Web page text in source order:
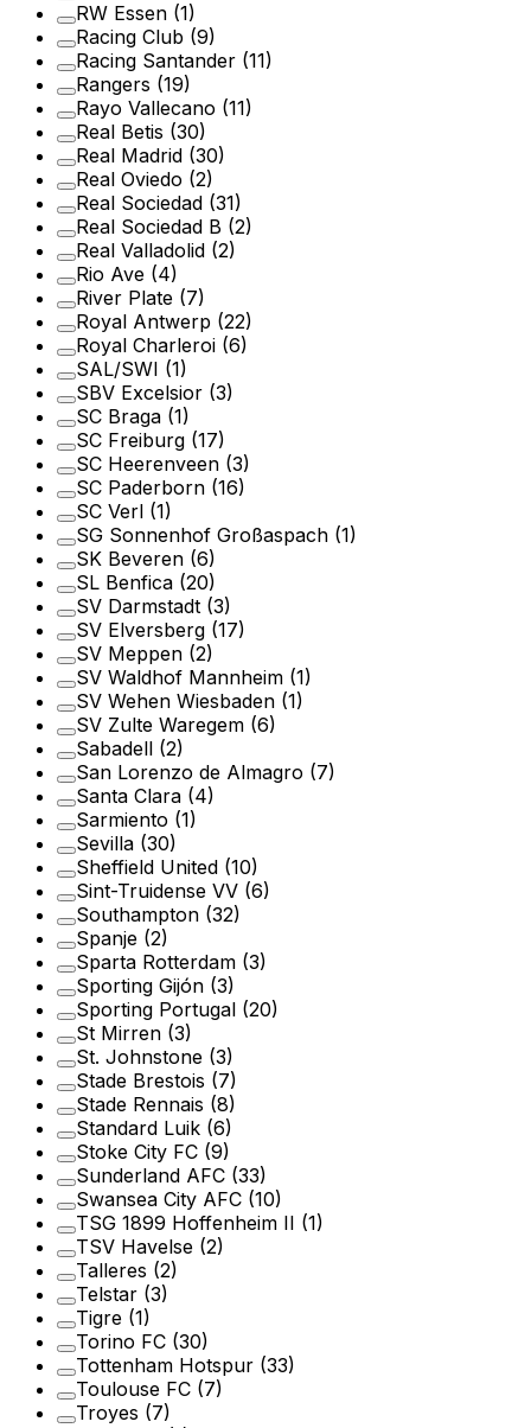
RW Essen (1)
Racing Club (9)
Racing Santander (11)
Rangers (19)
Rayo Vallecano (11)
Real Betis (30)
Real Madrid (30)
Real Oviedo (2)
Real Sociedad (31)
Real Sociedad B (2)
Real Valladolid (2)
Rio Ave (4)
River Plate (7)
Royal Antwerp (22)
Royal Charleroi (6)
SAL/SWI (1)
SBV Excelsior (3)
SC Braga (1)
SC Freiburg (17)
SC Heerenveen (3)
SC Paderborn (16)
SC Verl (1)
SG Sonnenhof Großaspach (1)
SK Beveren (6)
SL Benfica (20)
SV Darmstadt (3)
SV Elversberg (17)
SV Meppen (2)
SV Waldhof Mannheim (1)
SV Wehen Wiesbaden (1)
SV Zulte Waregem (6)
Sabadell (2)
San Lorenzo de Almagro (7)
Santa Clara (4)
Sarmiento (1)
Sevilla (30)
Sheffield United (10)
Sint-Truidense VV (6)
Southampton (32)
Spanje (2)
Sparta Rotterdam (3)
Sporting Gijón (3)
Sporting Portugal (20)
St Mirren (3)
St. Johnstone (3)
Stade Brestois (7)
Stade Rennais (8)
Standard Luik (6)
Stoke City FC (9)
Sunderland AFC (33)
Swansea City AFC (10)
TSG 1899 Hoffenheim II (1)
TSV Havelse (2)
Talleres (2)
Telstar (3)
Tigre (1)
Torino FC (30)
Tottenham Hotspur (33)
Toulouse FC (7)
Troyes (7)